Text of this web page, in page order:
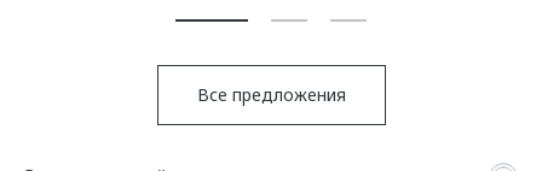
Все предложения